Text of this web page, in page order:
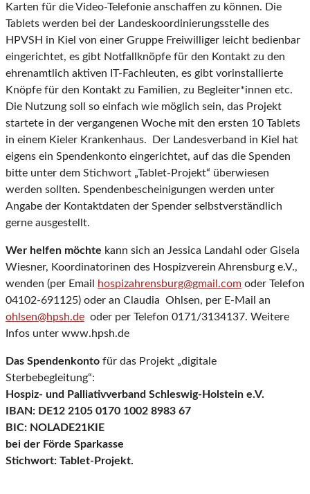
Karten für die Video-Telefonie anschaffen zu können. Die
Tablets werden bei der Landeskoordinierungsstelle des
HPVSH in Kiel von einer Gruppe Freiwilliger leicht bedienbar
eingerichtet, es gibt Notfallknöpfe für den Kontakt zu den
ehrenamtlich aktiven IT-Fachleuten, es gibt vorinstallierte
Knöpfe für den Kontakt zu Familien, zu Begleiter*innen etc.
Die Nutzung soll so einfach wie möglich sein, das Projekt
startete in der vergangenen Woche mit den ersten 10 Tablets
in einem Kieler Krankenhaus. Der Landesverband in Kiel hat
eigens ein Spendenkonto eingerichtet, auf das die Spenden
bitte unter dem Stichwort „Tablet-Projekt“ überwiesen
werden sollten. Spendenbescheinigungen werden unter
Angabe der Kontaktdaten der Spender selbstverständlich
gerne ausgestellt.
Wer helfen möchte kann sich an Jessica Landahl oder Gisela
Wiesner, Koordinatorinen des Hospizverein Ahrensburg e.V.,
wenden (per Email
hospizahrensburg@gmail.com oder Telefon
04102-691125) oder an Claudia Ohlsen, per E-Mail an
ohlsen@hpsh.de oder per Telefon 0171/3134137. Weitere
Infos unter www.hpsh.de
Das Spendenkonto für das Projekt „digitale
Sterbebegleitung“:
Hospiz- und Palliativverband Schleswig-Holstein e.V.
IBAN: DE12 2105 0170 1002 8983 67
BIC: NOLADE21KIE
bei der Förde Sparkasse
Stichwort: Tablet-Projekt.